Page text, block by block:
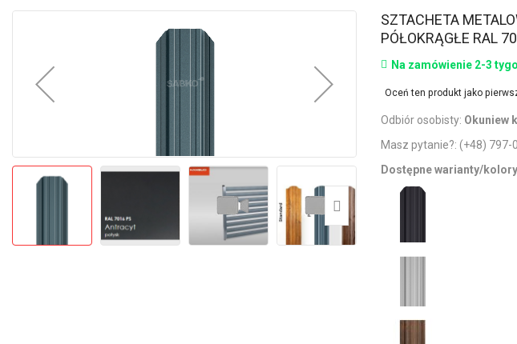
Przejdź
galerii
SZTACHETA
PÓŁOKRĄGŁE RAL
Na zamówienie 2-3
Oceń ten produkt jako
Odbiór osobisty: Okuniew
Masz pytanie?: (+48) 797-
Dostępne warianty/kolory